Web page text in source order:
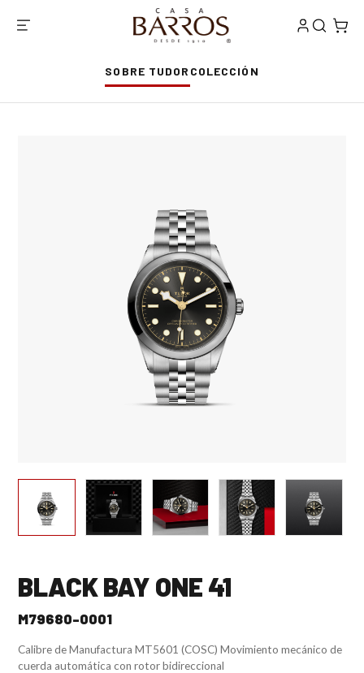
SOBRE TUDOR COLECCIÓN
BLACK BAY ONE 41
M79680-0001
Calibre de Manufactura MT5601 (COSC) Movimiento mecánico de
cuerda automática con rotor bidireccional